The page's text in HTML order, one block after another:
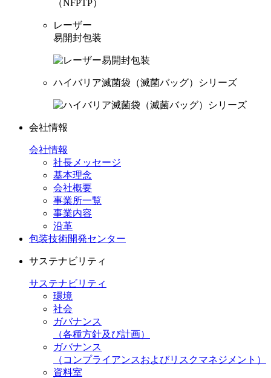
レーザー
易開封包装
ハイバリア滅菌袋（滅菌バッグ）シリーズ
会社情報
会社情報
社長メッセージ
基本理念
会社概要
事業所一覧
事業内容
沿革
包装技術開発センター
サステナビリティ
サステナビリティ
環境
社会
ガバナンス
（各種方針及び計画）
ガバナンス
（コンプライアンスおよびリスクマネジメント）
資料室